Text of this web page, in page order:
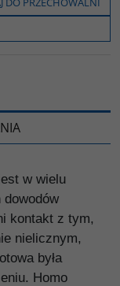
w wielu
kontakt z tym,
nielicznym,
była
Homo